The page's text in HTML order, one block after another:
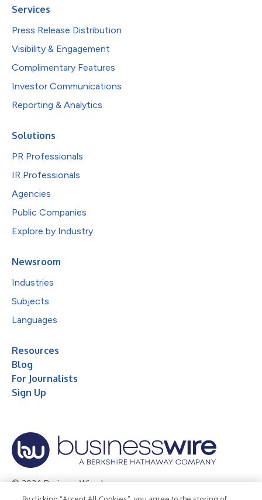
Services
Press Release Distribution
Visibility & Engagement
Complimentary Features
Investor Communications
Reporting & Analytics
Solutions
PR Professionals
IR Professionals
Agencies
Public Companies
Explore by Industry
Newsroom
Industries
Subjects
Languages
Resources
Blog
For Journalists
Sign Up
© 2026 Business Wire, Inc.